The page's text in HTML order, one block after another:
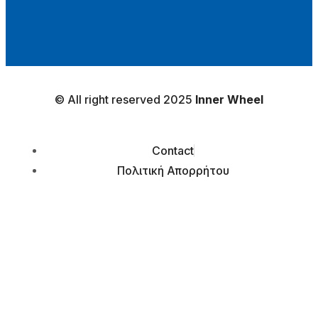
© All right reserved 2025 Inner Wheel
Contact
Πολιτική Απορρήτου